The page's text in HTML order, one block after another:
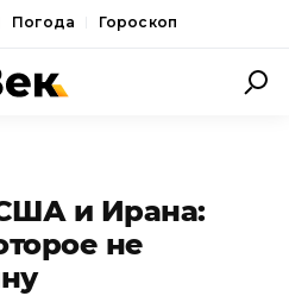
Погода Гороскоп
и Ирана:
не